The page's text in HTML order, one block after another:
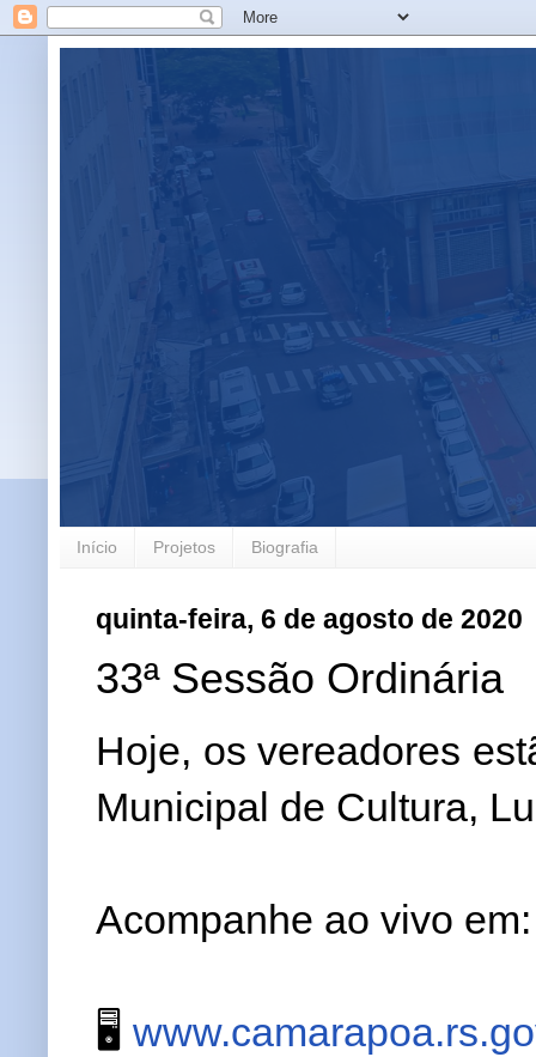
Início Projetos Biografia
quinta-feira, 6 de agosto de 2020
33ª Sessão Ordinária
Hoje, os vereadores
Municipal de Cultura,
Acompanhe ao vivo em:
🖥️